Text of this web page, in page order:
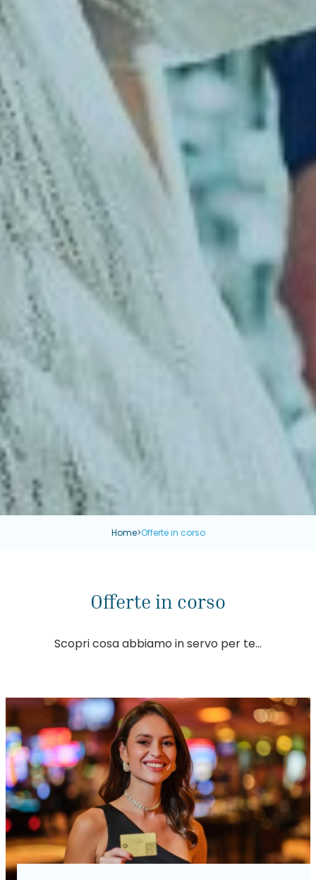
Home>Offerte in corso
Offerte in corso
Scopri cosa abbiamo in servo per te…